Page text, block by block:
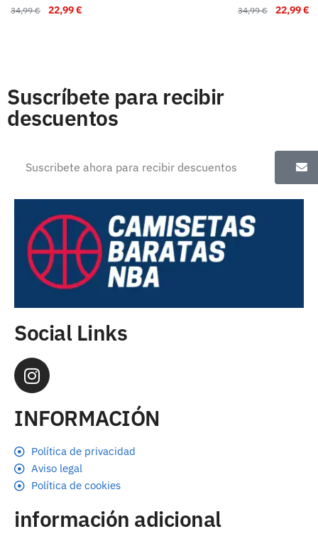
34,99€ 22,99€ 34,99€ 22,99€
Suscríbete para recibir
descuentos
Social Links
INFORMACIÓN
Política de privacidad
Aviso legal
Política de cookies
información adicional